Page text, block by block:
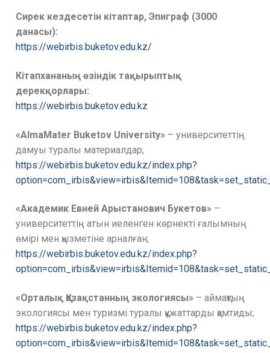
Сирек кездесетін кітаптар, Эпиграф (3000
данасы):
https://webirbis.buketov.edu.kz/
Кітапхананың өзіндік тақырыптық
дерекқорлары:
https://webirbis.buketov.edu.kz
«AlmaMater Buketov University» – университеттің
дамуы туралы материалдар;
https://webirbis.buketov.edu.kz/index.php?
«Академик Евней Арыстанович Букетов» –
университеттің атын иеленген көрнекті ғалымның
өмірі мен қызметіне арналған;
https://webirbis.buketov.edu.kz/index.php?
«Орталық Қазақстанның экологиясы» – аймақтың
экологиясы мен туризмі туралы құжаттарды қамтиды;
https://webirbis.buketov.edu.kz/index.php?